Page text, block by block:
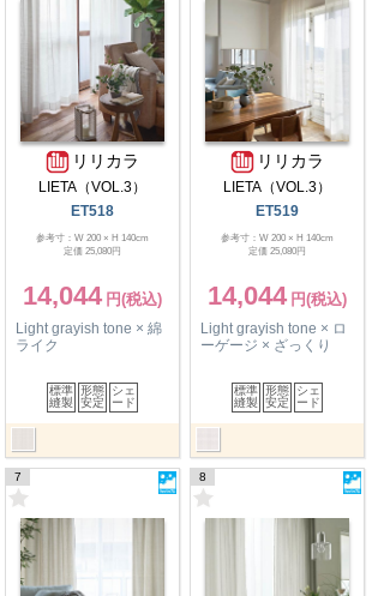
リリカラ
LIETA（VOL.3）
ET518
参考寸：W 200 × H 140cm
定価 25,080円
14,044
Light grayish tone × 綿
ライク
標準
縫製
形態
安定
シェ
ード
リリカラ
LIETA（VOL.3）
ET519
参考寸：W 200 × H 140cm
定価 25,080円
14,044
Light grayish tone × ロ
ーゲージ × ざっくり
標準
縫製
形態
安定
シェ
ード
7 8